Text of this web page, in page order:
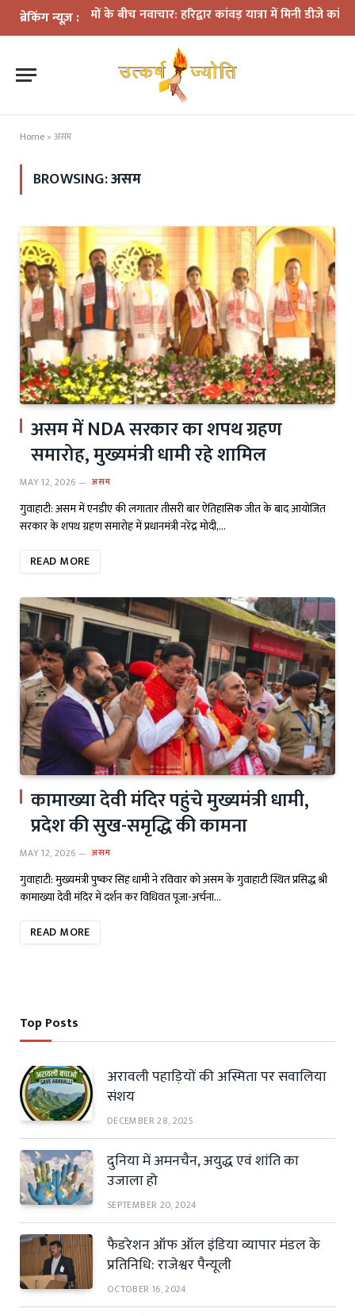
ब्रेकिंग न्यूज़ :
के नियमों के बीच नवाचार: हरिद्वार कांवड़ यात्रा में मिनी डीजे कांवड़
Home » असम
BROWSING:असम
असम में NDA सरकार का शपथ ग्रहण
समारोह, मुख्यमंत्री धामी रहे शामिल
MAY 12, 2026 असम
गुवाहाटी: असम में एनडीए की लगातार तीसरी बार ऐतिहासिक जीत के बाद आयोजित
सरकार के शपथ ग्रहण समारोह में प्रधानमंत्री नरेंद्र मोदी,…
READ MORE
कामाख्या देवी मंदिर पहुंचे मुख्यमंत्री धामी,
प्रदेश की सुख-समृद्धि की कामना
MAY 12, 2026 असम
गुवाहाटी: मुख्यमंत्री पुष्कर सिंह धामी ने रविवार को असम के गुवाहाटी स्थित प्रसिद्ध श्री
कामाख्या देवी मंदिर में दर्शन कर विधिवत पूजा-अर्चना…
READ MORE
Top Posts
अरावली पहाड़ियों की अस्मिता पर सवालिया
संशय
DECEMBER 28, 2025
दुनिया में अमनचैन, अयुद्ध एवं शांति का
उजाला हो
SEPTEMBER 20, 2024
फैडरेशन ऑफ ऑल इंडिया व्यापार मंडल के
प्रतिनिधि: राजेश्वर पैन्यूली
OCTOBER 16, 2024